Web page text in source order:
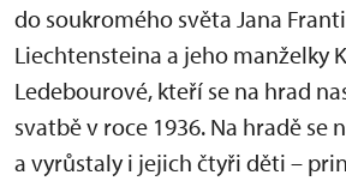
do soukromého světa Jana
Liechtensteina a jeho manželky
Ledebourové, kteří se na hrad
svatbě v roce 1936. Na hradě se
a vyrůstaly i jejich čtyři děti –